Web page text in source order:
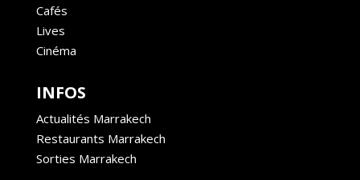
Cafés
Lives
Cinéma
INFOS
Actualités Marrakech
Restaurants Marrakech
Sorties Marrakech